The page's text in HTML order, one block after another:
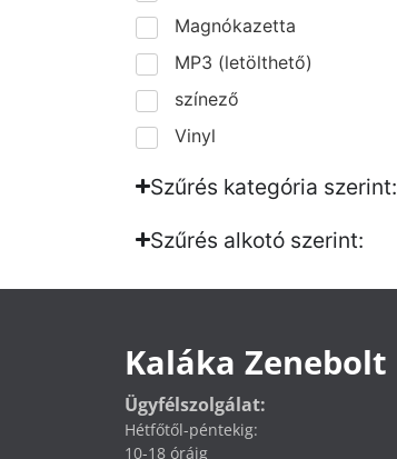
Magnókazetta
MP3 (letölthető)
színező
Vinyl
Szűrés kategória szerint:
Szűrés alkotó szerint:​
Kaláka Zenebolt
Ügyfélszolgálat:
Hétfőtől-péntekig:
10-18 óráig